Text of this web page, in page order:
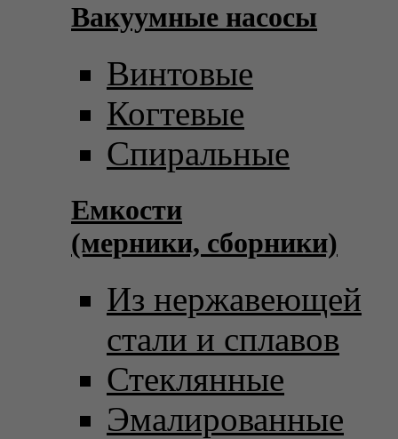
Вакуумные насосы
Винтовые
Когтевые
Спиральные
Емкости
(мерники, сборники)
Из нержавеющей
стали и сплавов
Стеклянные
Эмалированные